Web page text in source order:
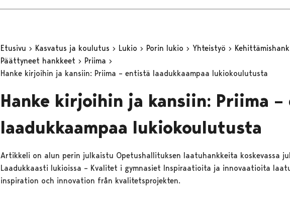
Etusivu Kasvatus ja koulutus Lukio Porin lukio Yhteistyö
Päättyneet hankkeet
Priima
Hanke kirjoihin ja kansiin: Priima – entistä laadukkaampaa lukiokoulutusta
Hanke kirjoihin ja kansiin: Priima
laadukkaampaa lukiokoulutusta
Artikkeli on alun perin julkaistu Opetushallituksen laatuhankkeita koskevassa
Laadukkaasti lukioissa – Kvalitet i gymnasiet Inspiraatioita ja innovaatioita
inspiration och innovation från kvalitetsprojekten.